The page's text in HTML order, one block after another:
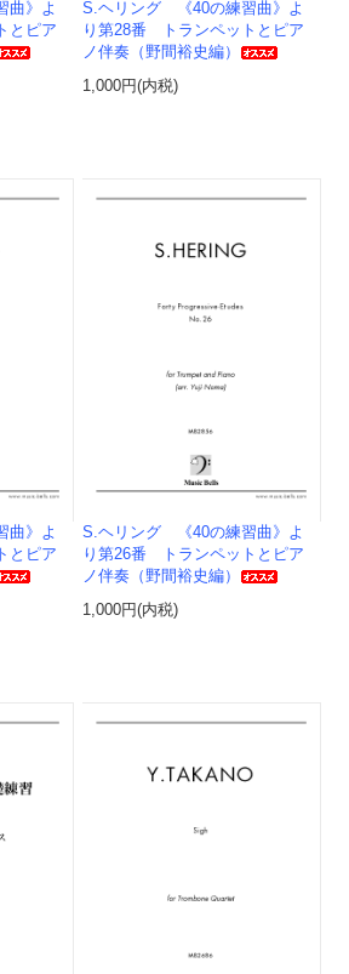
曲》よ
とピア
S.ヘリング 《40の練習曲》よ
り第28番 トランペットとピア
ノ伴奏（野間裕史編）
1,000円(内税)
曲》よ
とピア
S.ヘリング 《40の練習曲》よ
り第26番 トランペットとピア
ノ伴奏（野間裕史編）
1,000円(内税)